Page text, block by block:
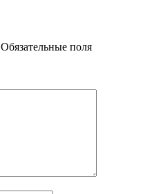
Обязательные поля